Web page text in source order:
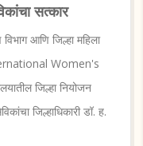
सत्कार
आणि जिल्हा महिला
Women's
जिल्हा नियोजन
जिल्हाधिकारी डॉ. ह.